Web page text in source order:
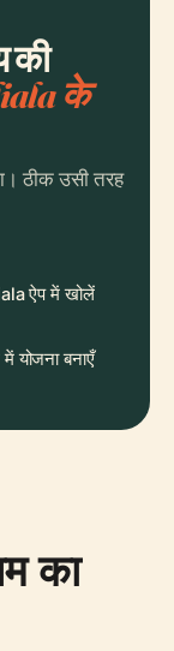
की
के
ठीक उसी तरह
ऐप में खोलें
योजना बनाएँ
का